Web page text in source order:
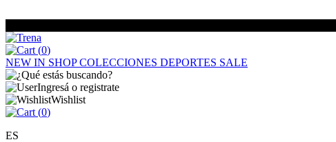
(0)
NEW IN SHOPCOLECCIONES DEPORTES SALE
Ingresá o registrate
Wishlist
(0)
ES